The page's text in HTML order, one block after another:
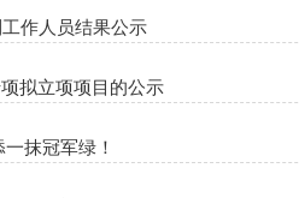
作人员结果公示
拟立项项目的公示
抹冠军绿！